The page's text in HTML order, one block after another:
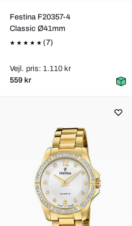
Festina F20357-4
Classic Ø41mm
(7)
Vejl. pris: 1.110 kr
559 kr